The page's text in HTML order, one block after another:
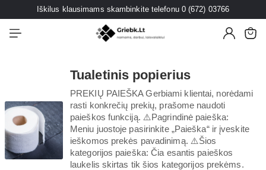
Iškilus klausimams skambinkite telefonu 0 (672) 03766
Tualetinis popierius
PREKIŲ PAIEŠKA Gerbiami klientai, norėdami
rasti konkrečių prekių, prašome naudoti
paieškos funkciją. ⚠️Pagrindinė paieška:
Meniu juostoje pasirinkite „Paieška“ ir įveskite
ieškomos prekės pavadinimą. ⚠️Šios
kategorijos paieška: Čia esantis paieškos
laukelis skirtas tik šios kategorijos prekėms.